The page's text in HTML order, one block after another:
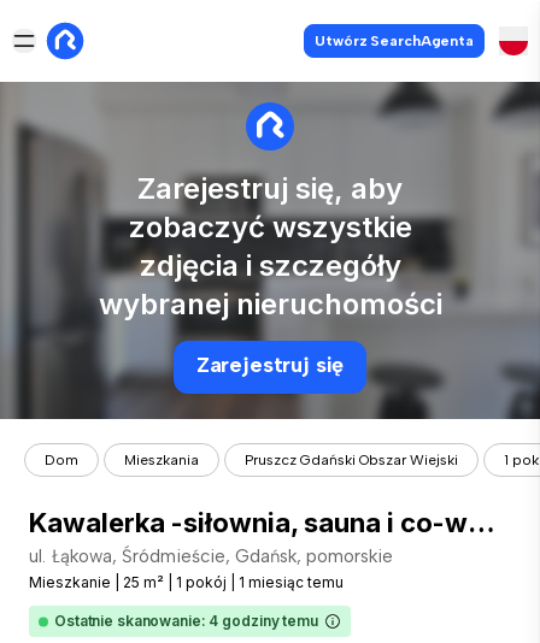
Utwórz SearchAgenta
Zarejestruj się, aby
zobaczyć wszystkie
zdjęcia i szczegóły
wybranej nieruchomości
Zarejestruj się
Dom Mieszkania Pruszcz Gdański Obszar Wiejski 1
Kawalerka -siłownia, sauna i co-working | całoroczny najem
ul. Łąkowa, Śródmieście, Gdańsk, pomorskie
Mieszkanie 25 m² 1 pokój 1 miesiąc temu
Ostatnie skanowanie: 4 godziny temu